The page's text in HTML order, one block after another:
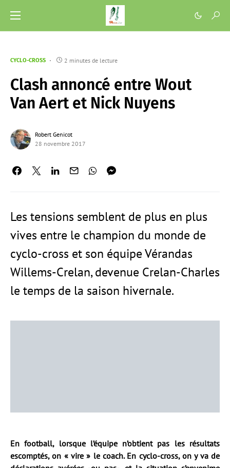
CYCLO-CROSS 2 minutes de lecture
Clash annoncé entre Wout
Van Aert et Nick Nuyens
Robert Genicot
28 novembre 2017
Les tensions semblent de plus en plus
vives entre le champion du monde de
cyclo-cross et son équipe Vérandas
Willems-Crelan, devenue Crelan-Charles
le temps de la saison hivernale.
En football, lorsque l’équipe n’obtient pas les résultats
escomptés, on « vire » le coach. En cyclo-cross, on y va de